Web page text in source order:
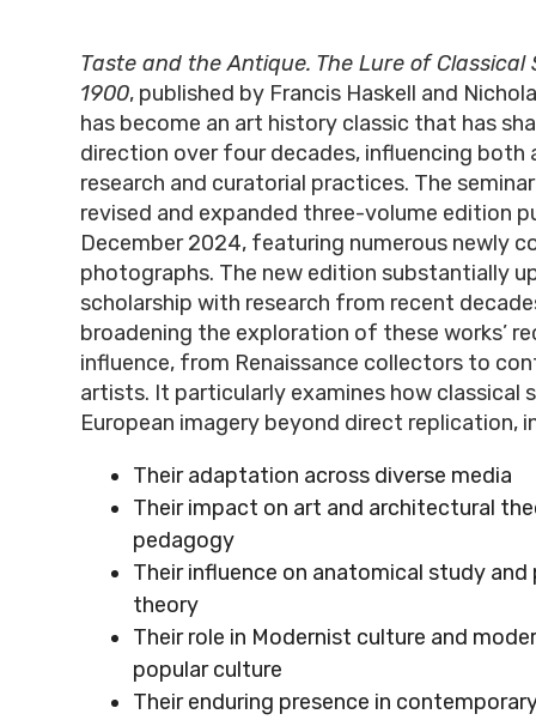
Taste and the Antique. The Lure of
1900, published by Francis Haskell and
has become an art history classic that has
direction over four decades, influencing both
research and curatorial practices. The
revised and expanded three-volume edition
December 2024, featuring numerous newly
photographs. The new edition substantially
scholarship with research from recent
broadening the exploration of these works’
influence, from Renaissance collectors to
artists. It particularly examines how classical
European imagery beyond direct replication,
Their adaptation across diverse media
Their impact on art and architectural
pedagogy
Their influence on anatomical study
theory
Their role in Modernist culture and
popular culture
Their enduring presence in